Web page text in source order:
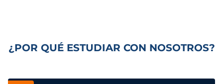
¿POR QUÉ ESTUDIAR CON NOSOTROS?